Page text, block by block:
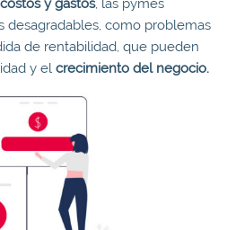
costos y gastos, las pymes
desagradables, como problemas
de rentabilidad, que pueden
y el crecimiento del negocio.